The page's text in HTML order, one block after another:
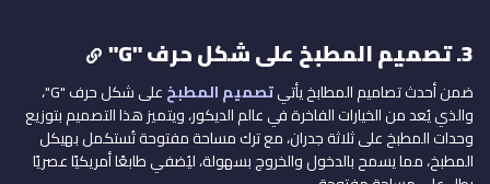
3. تصميم المطبخ على شكل حرف "G"
ضمن أحدث تصاميم المطابخ يأتيتصميم المطبخ
على شكل حرف "G"،
والذي يُعد من الخيارات الفاخرة في عالم الديكور، ويتميز هذا التصميم بتوزيع
وحدات المطبخ على ثلاثة جدران، مع ترك مساحة مفتوحة تُستكمل بهيكل
المطبخ، مما يسمح بالدخول والخروج بسهولة، ليُضفي طابعًا أمريكيًا عصريًا